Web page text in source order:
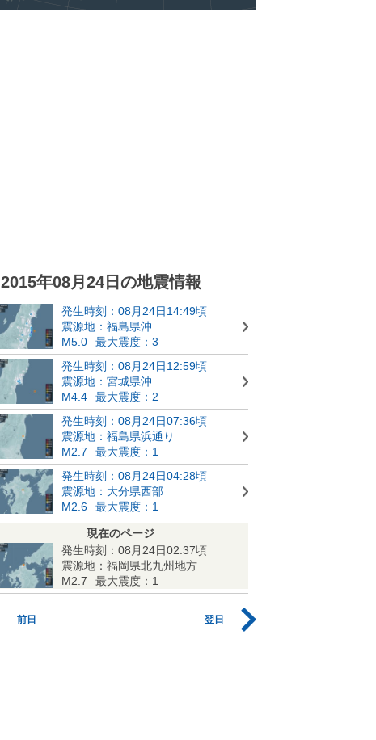
2015年08月24日の地震情報
発生時刻：08月24日14:49頃
震源地：福島県沖
M5.0
最大震度：3
発生時刻：08月24日12:59頃
震源地：宮城県沖
M4.4
最大震度：2
発生時刻：08月24日07:36頃
震源地：福島県浜通り
M2.7
最大震度：1
発生時刻：08月24日04:28頃
震源地：大分県西部
M2.6
最大震度：1
現在のページ
発生時刻：08月24日02:37頃
震源地：福岡県北九州地方
M2.7
最大震度：1
前日 翌日